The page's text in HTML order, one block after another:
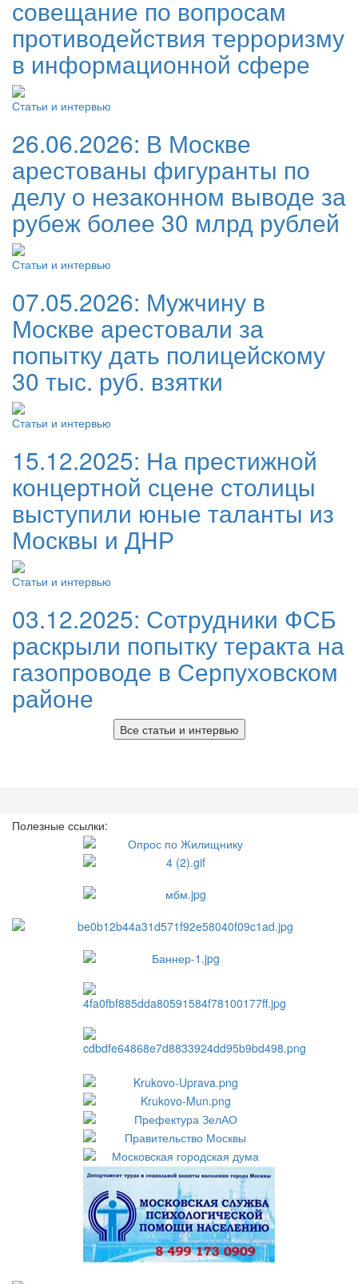
совещание по вопросам
противодействия терроризму
в информационной сфере
Статьи и интервью
26.06.2026: В Москве
арестованы фигуранты по
делу о незаконном выводе за
рубеж более 30 млрд рублей
Статьи и интервью
07.05.2026: Мужчину в
Москве арестовали за
попытку дать полицейскому
30 тыс. руб. взятки
Статьи и интервью
15.12.2025: На престижной
концертной сцене столицы
выступили юные таланты из
Москвы и ДНР
Статьи и интервью
03.12.2025: Сотрудники ФСБ
раскрыли попытку теракта на
газопроводе в Серпуховском
районе
Все статьи и интервью
Полезные ссылки: